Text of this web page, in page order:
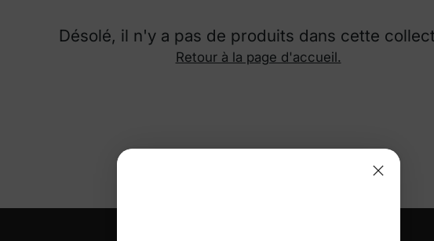
Désolé, il n'y a pas de produits dans cette
Retour à la page d'accueil.